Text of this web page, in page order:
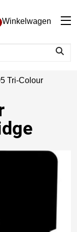
Winkelwagen
Tri-Colour